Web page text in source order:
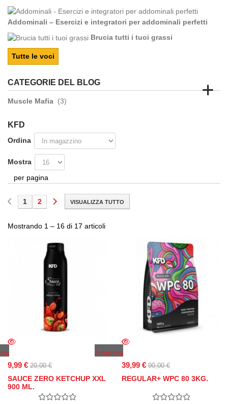
Addominali – Esercizi e integratori per addominali perfetti
Brucia tutti i tuoi grassi
Tutte le voci
CATEGORIE DEL BLOG
Muscle Mafia (3)
KFD
Ordina
Mostra
per pagina
VISUALIZZA TUTTO
1 2
Mostrando 1 – 16 di 17 articoli
9,99 € 20,00 €
SAUCE ZERO KETCHUP XXL
900 ML.
Anteprima
39,99 € 90,00 €
REGULAR+ WPC 80 3KG.